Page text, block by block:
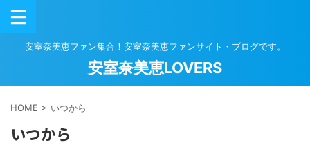
安室奈美恵ファン集合！安室奈美恵ファンサイト・ブログです。
安室奈美恵LOVERS
HOME > いつから
いつから